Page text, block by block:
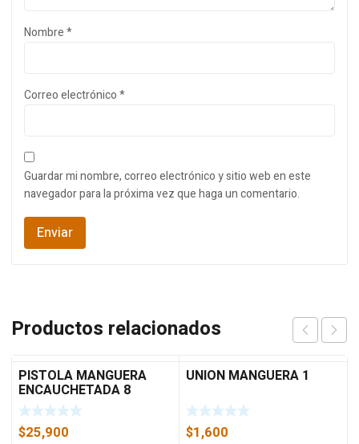
Nombre*
Correo electrónico*
Guardar mi nombre, correo electrónico y sitio web en este
navegador para la próxima vez que haga un comentario.
Productos relacionados
PISTOLA MANGUERA
ENCAUCHETADA 8
CHORROS 18477 TRUPER
$25,900
UNION MANGUERA 1
$1,600